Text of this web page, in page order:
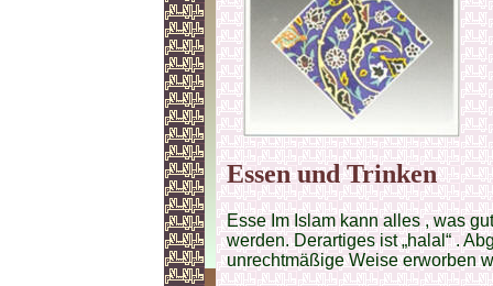
Essen und Trinken
Esse Im Islam kann alles , was
werden. Derartiges ist „halal“ .
unrechtmäßige Weise erworben